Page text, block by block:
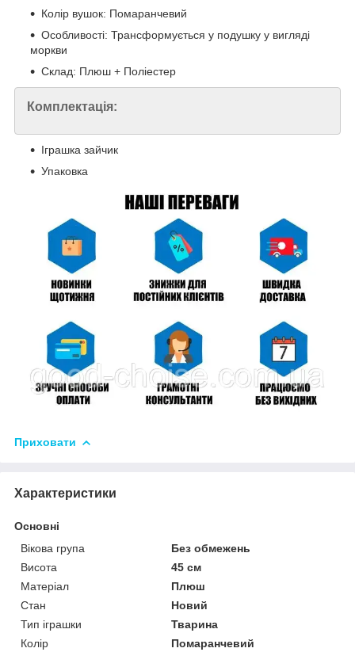
Колір вушок: Помаранчевий
Особливості: Трансформується у подушку у вигляді
моркви
Склад: Плюш + Поліестер
Комплектація:
Іграшка зайчик
Упаковка
Приховати
Характеристики
Основні
Вікова група
Без обмежень
Висота
45 см
Матеріал
Плюш
Стан
Новий
Тип іграшки
Тварина
Колір
Помаранчевий